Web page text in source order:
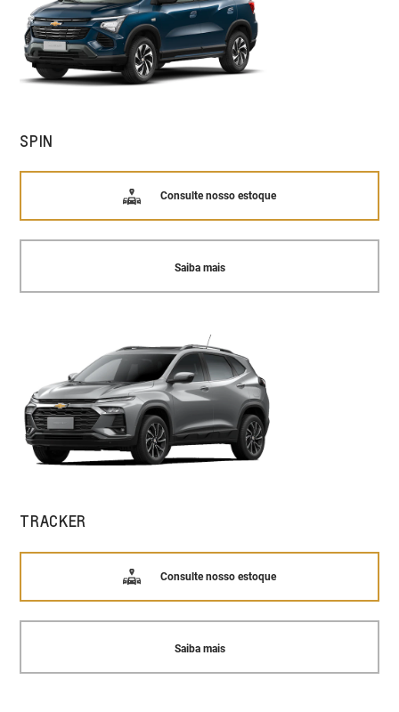
SPIN
Consulte nosso estoque
Saiba mais
TRACKER
Consulte nosso estoque
Saiba mais